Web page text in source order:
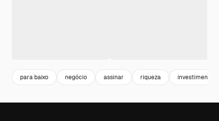
para baixo negócio assinar riqueza investimento